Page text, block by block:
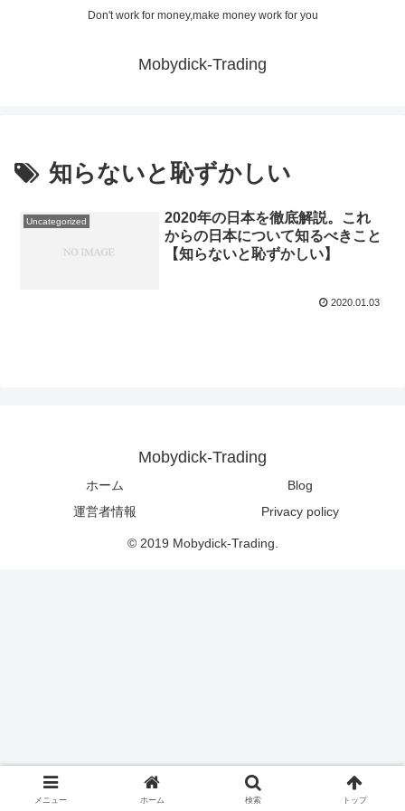
Don't work for money,make money work for you
Mobydick-Trading
知らないと恥ずかしい
Uncategorized
2020年の日本を徹底解説。これ
からの日本について知るべきこと
【知らないと恥ずかしい】
2020.01.03
Mobydick-Trading
ホーム
Blog
運営者情報
Privacy policy
© 2019 Mobydick-Trading.
メニュー ホーム 検索 トップ